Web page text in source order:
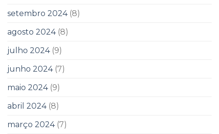
setembro 2024(8)
agosto 2024(8)
julho 2024(9)
junho 2024(7)
maio 2024(9)
abril 2024(8)
março 2024(7)